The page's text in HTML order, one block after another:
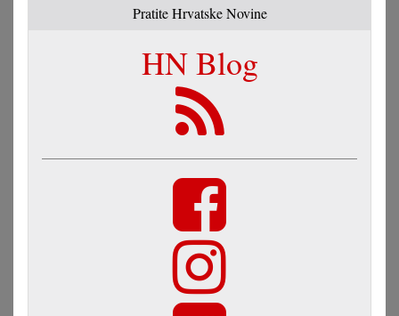
Pratite Hrvatske Novine
HN Blog